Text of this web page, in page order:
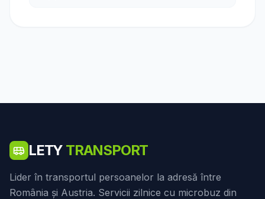
LETY TRANSPORT
Lider în transportul persoanelor la adresă între
România și Austria. Servicii zilnice cu microbuz din